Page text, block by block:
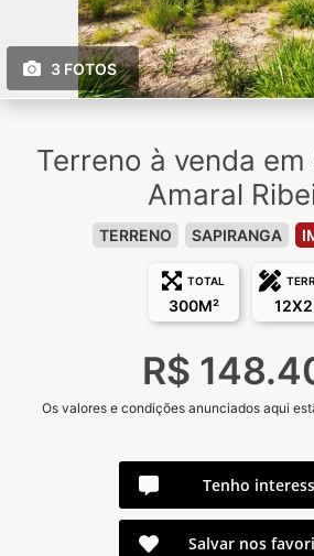
3 FOTOS
Terreno à venda em
Amaral
TERRENO SAPIRANGA
TOTAL
300M²
R$
Os valores e condições anunciados aqui
Tenho
Salvar nos